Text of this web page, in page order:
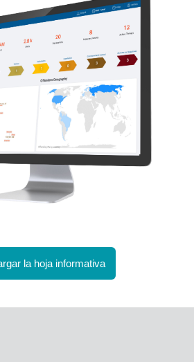
la hoja informativa